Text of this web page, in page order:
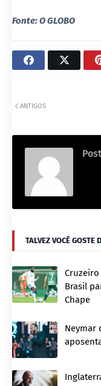
Fonte: O GLOBO
ANTIGOS
TALVEZ VOCÊ GOSTE
Brasil
Chape
Neymar